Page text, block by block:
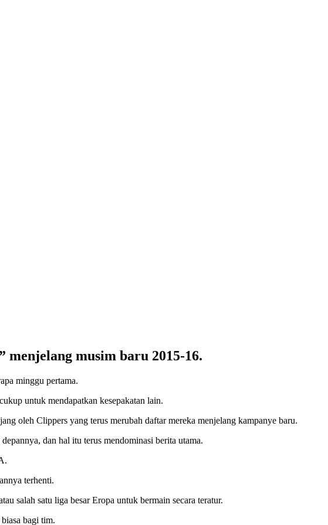
menjelang musim baru 2015-16.
minggu pertama.
untuk mendapatkan kesepakatan lain.
oleh Clippers yang terus merubah daftar mereka menjelang kampanye baru.
dan hal itu terus mendominasi berita utama.
terhenti.
salah satu liga besar Eropa untuk bermain secara teratur.
bagi tim.